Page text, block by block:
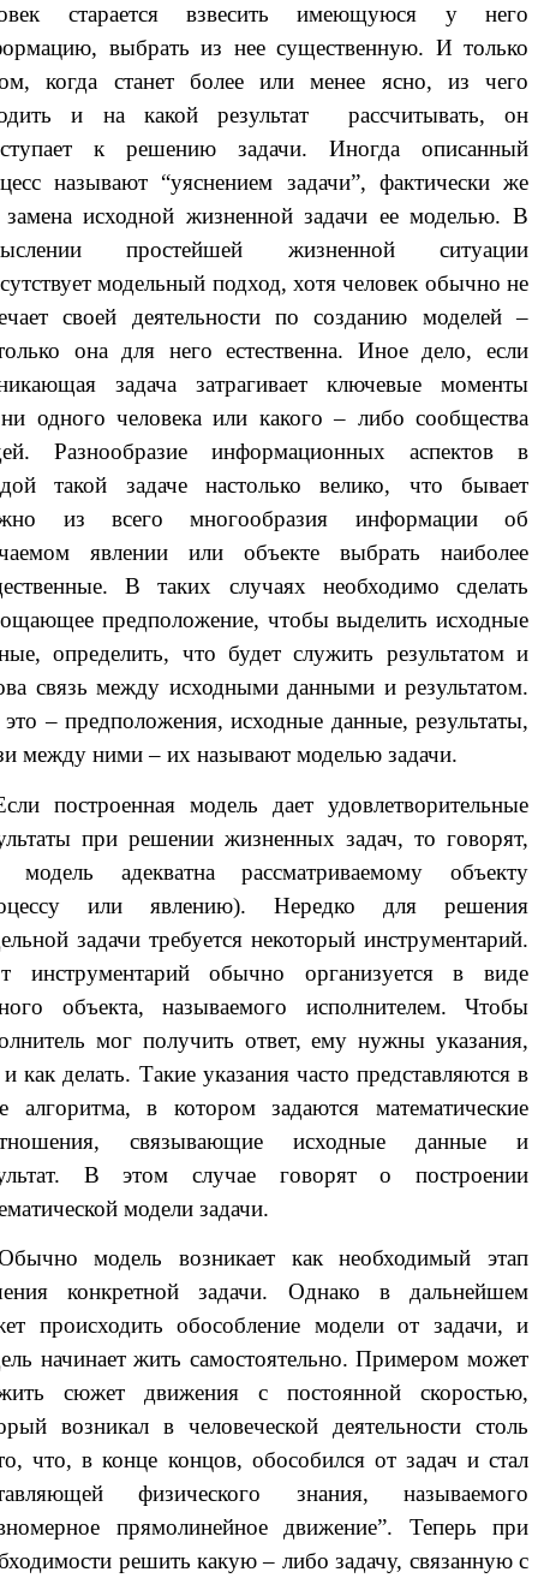
старается взвесить имеющуюся у него
выбрать из нее существенную. И только
когда станет более или менее ясно, из чего
и на какой результат рассчитывать, он
к решению задачи. Иногда описанный
называют “уяснением задачи”, фактически же
замена исходной жизненной задачи ее моделью. В
простейшей жизненной ситуации
модельный подход, хотя человек обычно не
своей деятельности по созданию моделей –
она для него естественна. Иное дело, если
задача затрагивает ключевые моменты
одного человека или какого – либо сообщества
Разнообразие информационных аспектов в
такой задаче настолько велико, что бывает
из всего многообразия информации об
явлении или объекте выбрать наиболее
В таких случаях необходимо сделать
предположение, чтобы выделить исходные
определить, что будет служить результатом и
связь между исходными данными и результатом.
– предположения, исходные данные, результаты,
между ними – их называют моделью задачи.
построенная модель дает удовлетворительные
при решении жизненных задач, то говорят,
модель адекватна рассматриваемому объекту
или явлению). Нередко для решения
задачи требуется некоторый инструментарий.
инструментарий обычно организуется в виде
объекта, называемого исполнителем. Чтобы
мог получить ответ, ему нужны указания,
как делать. Такие указания часто представляются в
алгоритма, в котором задаются математические
связывающие исходные данные и
В этом случае говорят о построении
модели задачи.
модель возникает как необходимый этап
конкретной задачи. Однако в дальнейшем
происходить обособление модели от задачи, и
начинает жить самостоятельно. Примером может
сюжет движения с постоянной скоростью,
возникал в человеческой деятельности столь
что, в конце концов, обособился от задач и стал
физического знания, называемого
прямолинейное движение”. Теперь при
решить какую – либо задачу, связанную с